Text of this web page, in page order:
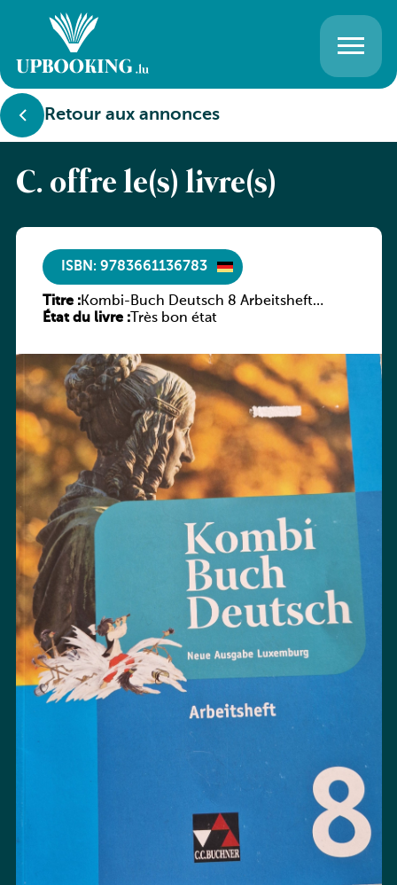
Retour aux annonces
C. offre le(s) livre(s)
ISBN: 9783661136783
Titre :Kombi-Buch Deutsch 8 Arbeitsheft
(Neue Ausgabe Luxemburg)
État du livre :Très bon état